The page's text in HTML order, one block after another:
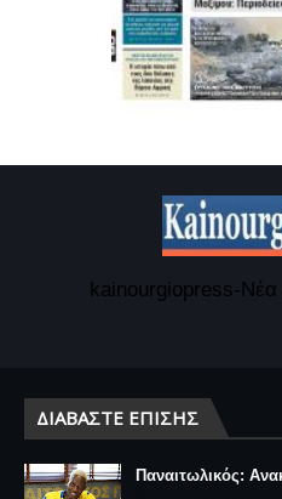
kainourgiopress-Νέα
ΔΙΑΒΆΣΤΕ ΕΠΊΣΗΣ
Παναιτωλικός: